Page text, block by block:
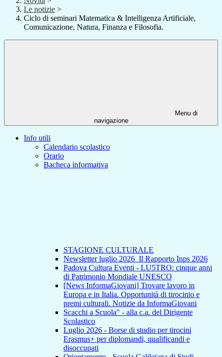
Le notizie >
Ciclo di seminari Matematica & Intelligenza Artificiale,
Comunicazione, Natura, Finanza e Filosofia.
Menu di
navigazione
Info utili
Calendario scolastico
Orario
Bacheca informativa
STAGIONE CULTURALE
Newsletter luglio 2026_Il Rapporto Inps 2026
Padova Cultura Eventi - LU5TRO: cinque anni
di Patrimonio Mondiale UNESCO
[News InformaGiovani] Trovare lavoro in
Europa e in Italia. Opportunità di tirocinio e
premi culturali. Notizie da InformaGiovani
Scacchi a Scuola" - alla c.a. del Dirigente
Scolastico
Luglio 2026 - Borse di studio per tirocini
Erasmus+ per diplomandi, qualificandi e
disoccupati